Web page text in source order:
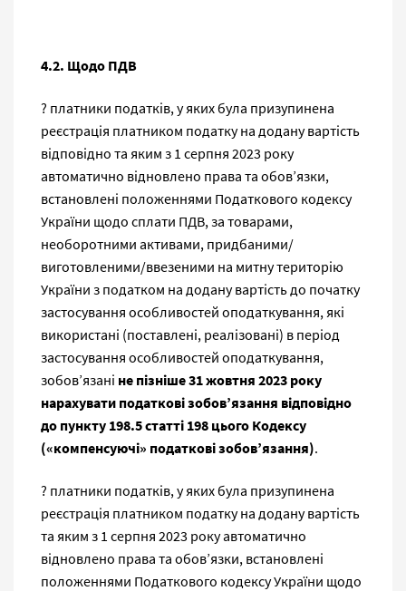
4.2. Щодо ПДВ
? платники податків, у яких була призупинена
реєстрація платником податку на додану вартість
відповідно та яким з 1 серпня 2023 року
автоматично відновлено права та обов’язки,
встановлені положеннями Податкового кодексу
України щодо сплати ПДВ, за товарами,
необоротними активами, придбаними/
виготовленими/ввезеними на митну територію
України з податком на додану вартість до початку
застосування особливостей оподаткування, які
використані (поставлені, реалізовані) в період
застосування особливостей оподаткування,
зобов’язані не пізніше 31 жовтня 2023 року
нарахувати податкові зобов’язання відповідно
до пункту 198.5 статті 198 цього Кодексу
(«компенсуючі» податкові зобов’язання).
? платники податків, у яких була призупинена
реєстрація платником податку на додану вартість
та яким з 1 серпня 2023 року автоматично
відновлено права та обов’язки, встановлені
положеннями Податкового кодексу України щодо